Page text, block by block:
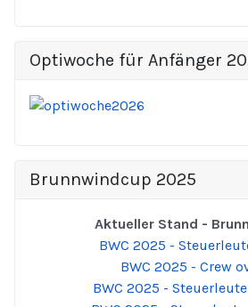
Optiwoche für Anfänger
Brunnwindcup 2025
Aktueller Stand -
BWC 2025 -
BWC 2025 - Crew
BWC 2025 -